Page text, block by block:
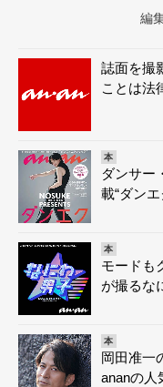
編
誌面を撮
ことは法
本
ダンサー
載“ダン
本
モードも
が撮るな
本
岡田准一
ananの人